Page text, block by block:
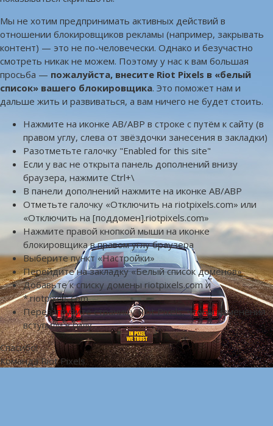
Мы не хотим предпринимать активных действий в
отношении блокировщиков рекламы (например, закрывать
контент) — это не по-человечески. Однако и безучастно
смотреть никак не можем. Поэтому у нас к вам большая
просьба — пожалуйста, внесите Riot Pixels в «белый
список» вашего блокировщика. Это поможет нам и
дальше жить и развиваться, а вам ничего не будет стоить.
Нажмите на иконке AB/ABP в строке с путём к сайту (в
правом углу, слева от звёздочки занесения в закладки)
Разотметьте галочку "Enabled for this site"
Если у вас не открыта панель дополнений внизу
браузера, нажмите Ctrl+\
В панели дополнений нажмите на иконке AB/ABP
Отметьте галочку «Отключить на riotpixels.com» или
«Отключить на [поддомен].riotpixels.com»
Нажмите правой кнопкой мыши на иконке
блокировщика в правом углу браузера
Выберите пункт «Настройки»
Перейдите на закладку «Белый список доменов»
Добавьте к списку домены riotpixels.com и
*.riotpixels.com
Перезагрузите страницу Riot Pixels, чтобы изменения
вступили в силу
Спасибо!
Команда Riot Pixels.